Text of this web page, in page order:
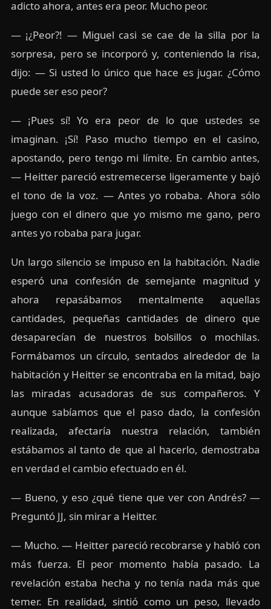
adicto ahora, antes era peor. Mucho peor.
— ¡¿Peor?! — Miguel casi se cae de la silla por la
sorpresa, pero se incorporó y, conteniendo la risa,
dijo: — Si usted lo único que hace es jugar. ¿Cómo
puede ser eso peor?
— ¡Pues sí! Yo era peor de lo que ustedes se
imaginan. ¡Sí! Paso mucho tiempo en el casino,
apostando, pero tengo mi límite. En cambio antes,
— Heitter pareció estremecerse ligeramente y bajó
el tono de la voz. — Antes yo robaba. Ahora sólo
juego con el dinero que yo mismo me gano, pero
antes yo robaba para jugar.
Un largo silencio se impuso en la habitación. Nadie
esperó una confesión de semejante magnitud y
ahora repasábamos mentalmente aquellas
cantidades, pequeñas cantidades de dinero que
desaparecían de nuestros bolsillos o mochilas.
Formábamos un círculo, sentados alrededor de la
habitación y Heitter se encontraba en la mitad, bajo
las miradas acusadoras de sus compañeros. Y
aunque sabíamos que el paso dado, la confesión
realizada, afectaría nuestra relación, también
estábamos al tanto de que al hacerlo, demostraba
en verdad el cambio efectuado en él.
— Bueno, y eso ¿qué tiene que ver con Andrés? —
Preguntó JJ, sin mirar a Heitter.
— Mucho. — Heitter pareció recobrarse y habló con
más fuerza. El peor momento había pasado. La
revelación estaba hecha y no tenía nada más que
temer. En realidad, sintió como un peso, llevado